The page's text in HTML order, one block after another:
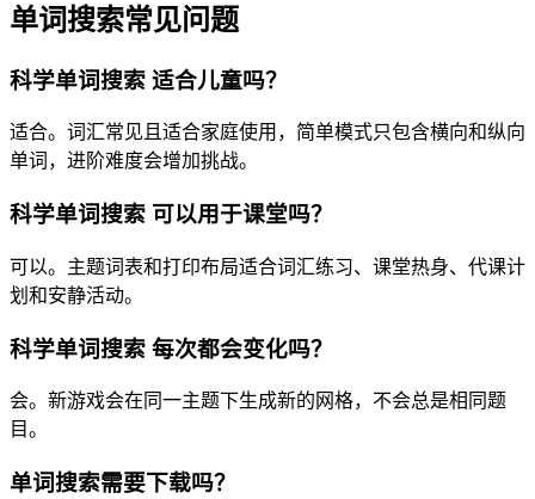
单词搜索常见问题
科学单词搜索 适合儿童吗？
适合。词汇常见且适合家庭使用，简单模式只包含横向和纵向
单词，进阶难度会增加挑战。
科学单词搜索 可以用于课堂吗？
可以。主题词表和打印布局适合词汇练习、课堂热身、代课计
划和安静活动。
科学单词搜索 每次都会变化吗？
会。新游戏会在同一主题下生成新的网格，不会总是相同题
目。
单词搜索需要下载吗？